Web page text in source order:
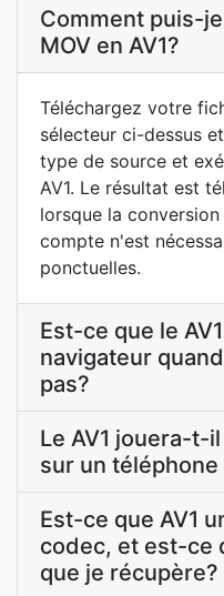
Comment puis-
MOV en AV1?
Téléchargez votre
sélecteur ci-dessus
type de source et
AV1. Le résultat est
lorsque la
compte n'est
ponctuelles.
Est-ce que le
navigateur
pas?
Le AV1 jouera-t-
sur un
Est-ce que AV1
codec, et est-ce
que je récupère?